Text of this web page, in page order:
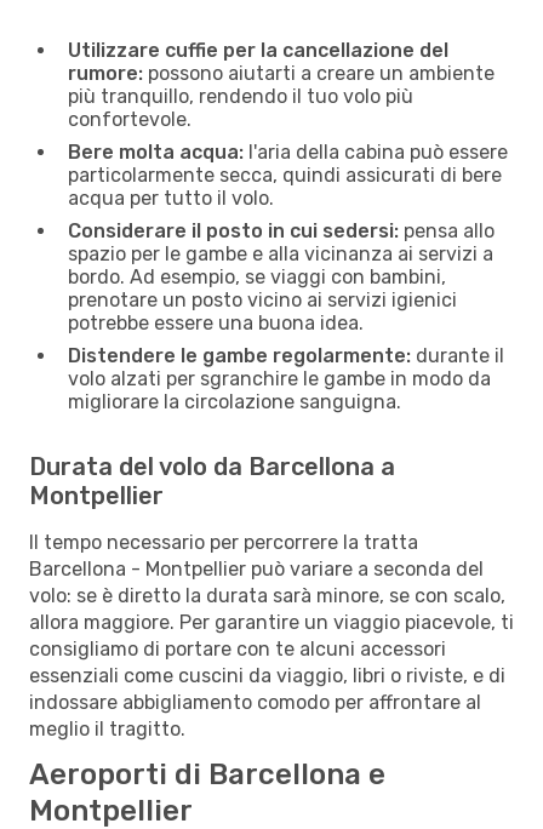
Utilizzare cuffie per la cancellazione del
rumore: possono aiutarti a creare un ambiente
più tranquillo, rendendo il tuo volo più
confortevole.
Bere molta acqua: l'aria della cabina può essere
particolarmente secca, quindi assicurati di bere
acqua per tutto il volo.
Considerare il posto in cui sedersi: pensa allo
spazio per le gambe e alla vicinanza ai servizi a
bordo. Ad esempio, se viaggi con bambini,
prenotare un posto vicino ai servizi igienici
potrebbe essere una buona idea.
Distendere le gambe regolarmente: durante il
volo alzati per sgranchire le gambe in modo da
migliorare la circolazione sanguigna.
Durata del volo da Barcellona a
Montpellier
Il tempo necessario per percorrere la tratta
Barcellona - Montpellier può variare a seconda del
volo: se è diretto la durata sarà minore, se con scalo,
allora maggiore. Per garantire un viaggio piacevole, ti
consigliamo di portare con te alcuni accessori
essenziali come cuscini da viaggio, libri o riviste, e di
indossare abbigliamento comodo per affrontare al
meglio il tragitto.
Aeroporti di Barcellona e
Montpellier